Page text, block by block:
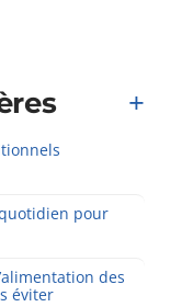
pour
des
éviter